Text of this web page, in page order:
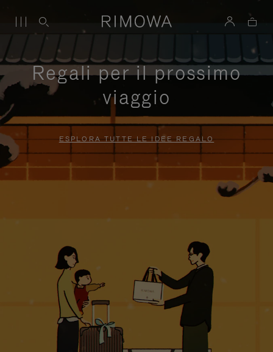
Regali per il prossimo
viaggio
ESPLORA TUTTE LE IDEE REGALO